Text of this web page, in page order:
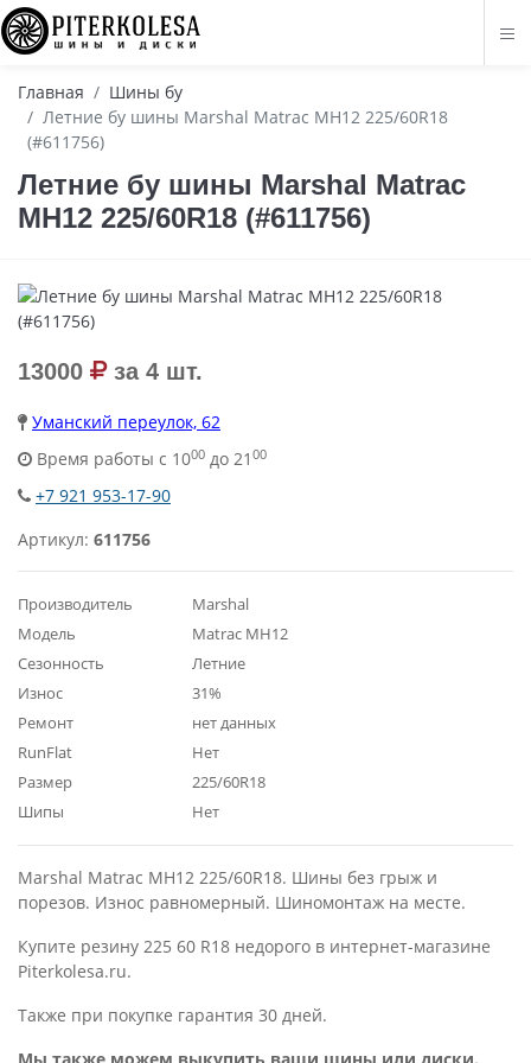
Главная
Шины бу
Летние бу шины Marshal Matrac MH12 225/60R18
(#611756)
Летние бу шины Marshal Matrac
MH12 225/60R18 (#611756)
13000 за 4 шт.
Уманский переулок, 62
Время работы с 1000 до 21 00
+7 921 953-17-90
Артикул: 611756
Производитель
Marshal
Модель
Matrac MH12
Сезонность
Летние
Износ
31%
Ремонт
нет данных
RunFlat
Нет
Размер
225/60R18
Шипы
Нет
Marshal Matrac MH12 225/60R18. Шины без грыж и
порезов. Износ равномерный. Шиномонтаж на месте.
Купите резину 225 60 R18 недорого в интернет-магазине
Piterkolesa.ru.
Также при покупке гарантия 30 дней.